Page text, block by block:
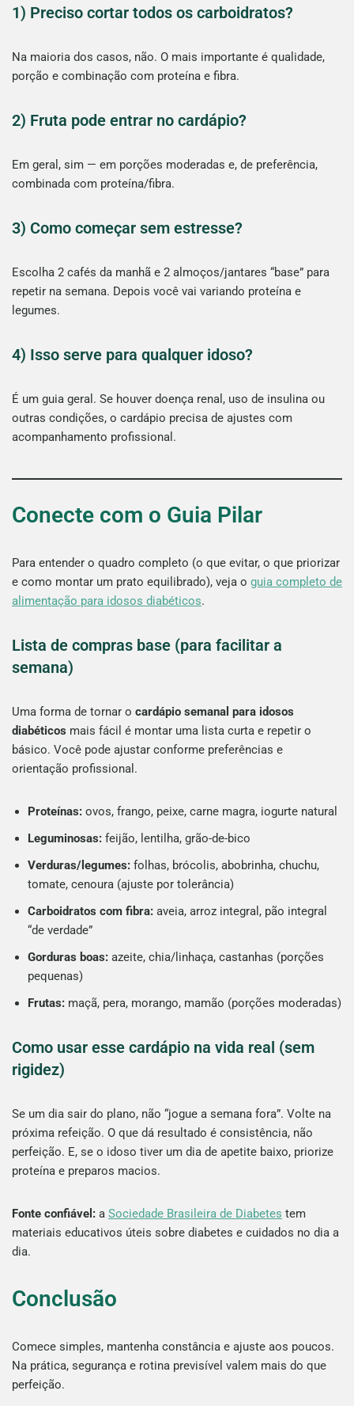
1) Preciso cortar todos os carboidratos?
Na maioria dos casos, não. O mais importante é qualidade,
porção e combinação com proteína e fibra.
2) Fruta pode entrar no cardápio?
Em geral, sim — em porções moderadas e, de preferência,
combinada com proteína/fibra.
3) Como começar sem estresse?
Escolha 2 cafés da manhã e 2 almoços/jantares “base” para
repetir na semana. Depois você vai variando proteína e
legumes.
4) Isso serve para qualquer idoso?
É um guia geral. Se houver doença renal, uso de insulina ou
outras condições, o cardápio precisa de ajustes com
acompanhamento profissional.
Conecte com o Guia Pilar
Para entender o quadro completo (o que evitar, o que priorizar
e como montar um prato equilibrado), veja o guia completo de
alimentação para idosos diabéticos.
Lista de compras base (para facilitar a
semana)
Uma forma de tornar o cardápio semanal para idosos
diabéticos mais fácil é montar uma lista curta e repetir o
básico. Você pode ajustar conforme preferências e
orientação profissional.
Proteínas: ovos, frango, peixe, carne magra, iogurte natural
Leguminosas: feijão, lentilha, grão-de-bico
Verduras/legumes: folhas, brócolis, abobrinha, chuchu,
tomate, cenoura (ajuste por tolerância)
Carboidratos com fibra: aveia, arroz integral, pão integral
“de verdade”
Gorduras boas: azeite, chia/linhaça, castanhas (porções
pequenas)
Frutas: maçã, pera, morango, mamão (porções moderadas)
Como usar esse cardápio na vida real (sem
rigidez)
Se um dia sair do plano, não “jogue a semana fora”. Volte na
próxima refeição. O que dá resultado é consistência, não
perfeição. E, se o idoso tiver um dia de apetite baixo, priorize
proteína e preparos macios.
Fonte confiável: a Sociedade Brasileira de Diabetes tem
materiais educativos úteis sobre diabetes e cuidados no dia a
dia.
Conclusão
Comece simples, mantenha constância e ajuste aos poucos.
Na prática, segurança e rotina previsível valem mais do que
perfeição.